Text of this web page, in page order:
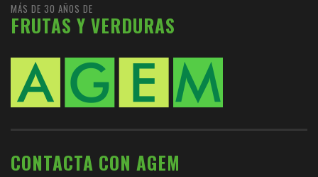
MÁS DE 30 AÑOS DE
FRUTAS Y VERDURAS
CONTACTA CON AGEM